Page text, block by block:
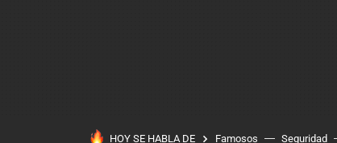
HOY SE HABLA DE Famosos Seguridad